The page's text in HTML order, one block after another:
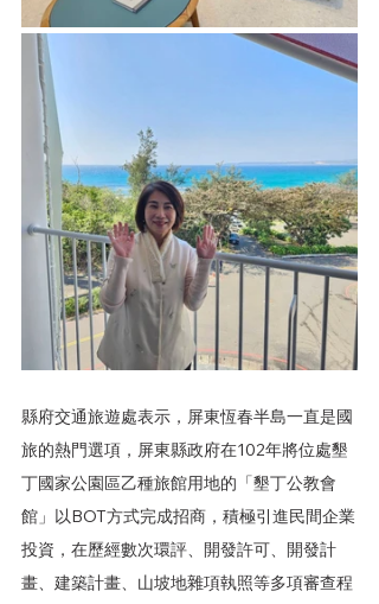
縣府交通旅遊處表示，屏東恆春半島一直是國
旅的熱門選項，屏東縣政府在102年將位處墾
丁國家公園區乙種旅館用地的「墾丁公教會
館」以BOT方式完成招商，積極引進民間企業
投資，在歷經數次環評、開發許可、開發計
畫、建築計畫、山坡地雜項執照等多項審查程